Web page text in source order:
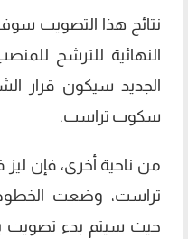
نتائج هذا التصويت
النهائية للترشح
الجديد سيكون قرار
سكوت تراست.
من ناحية أخرى، فإن
تراست، وضعت الخطوط
حيث سيتم بدء تصويت